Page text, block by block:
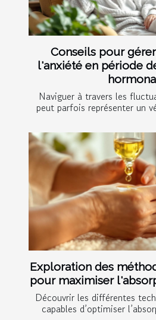
Conseils pour
l'anxiété en période
Naviguer à travers les
peut parfois représenter un
Exploration des
pour maximiser
Découvrir les différentes
capables d’optimiser